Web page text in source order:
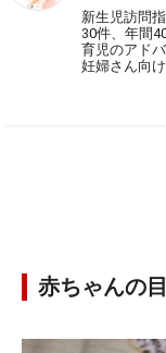
新生児訪問
30件、年間
育児のアド
妊婦さん向
赤ちゃんの